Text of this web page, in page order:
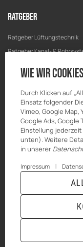
Ratgeber
Ratgeber Lüftungstechnik
Ratgeber Kanal- &
Ratgeber Bau & Trockenbau
*
Wie wir
Durch Klicken auf
Einsatz folgender
Vimeo, Google Map,
Google Ads, Google
Einstellung
unten). Weitere
in unserer
Impressum |